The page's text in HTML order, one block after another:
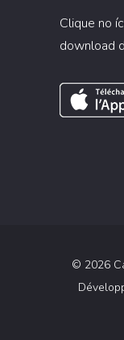
Clique no
download
© 2026